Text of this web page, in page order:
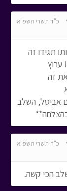
כ"ד תשרי תשפ"א
תגידו זה
ערוץ
זה
אביטל, השלב
כ"ה תשרי תשפ"א
הכי קשה.